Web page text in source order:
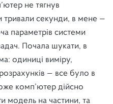
не тягнув
тривали секунди, в мене —
параметрів системи
Почала шукати, в
одиниці виміру,
розрахунків — все було в
комп’ютер дійсно
модель на частини, та